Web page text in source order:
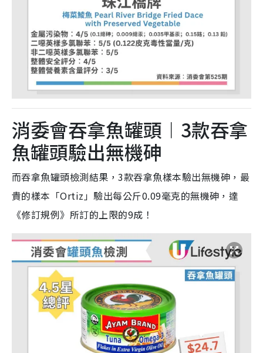
消委會吞拿魚罐頭︱3款吞拿
魚罐頭驗出無機砷
而吞拿魚罐頭檢測結果，3款吞拿魚樣本驗出無機砷，最
貴的樣本「Ortiz」驗出每公斤0.09毫克的無機砷，達
《修訂規例》所訂的上限的9成！